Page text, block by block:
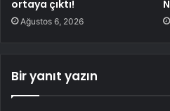
ortaya çıktı!
Ağustos 6, 2026
Bir yanıt yazın